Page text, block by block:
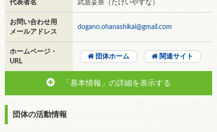
代表者名 武居妥奈（たけいやすな）
お問い合わせ用
メールアドレス
dogano.ohanashikai@gmail.com
ホームページ・
URL
団体ホーム 関連サイト
「基本情報」の詳細を表示する
団体の活動情報